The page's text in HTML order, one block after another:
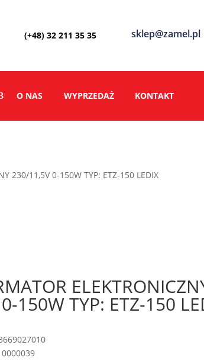
(+48) 32 211 35 35 sklep@zamel.pl
O NAS WYPRZEDAŻ KONTAKT
230/11,5V 0-150W TYP: ETZ-150 LEDIX
150W TYP: ETZ-150